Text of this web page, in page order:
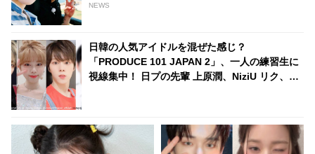
NEWS
日韓の人気アイドルを混ぜた感じ？
「PRODUCE 101 JAPAN 2」、一人の練習生に
視線集中！ 日プの先輩 上原潤、NiziU リク、X1